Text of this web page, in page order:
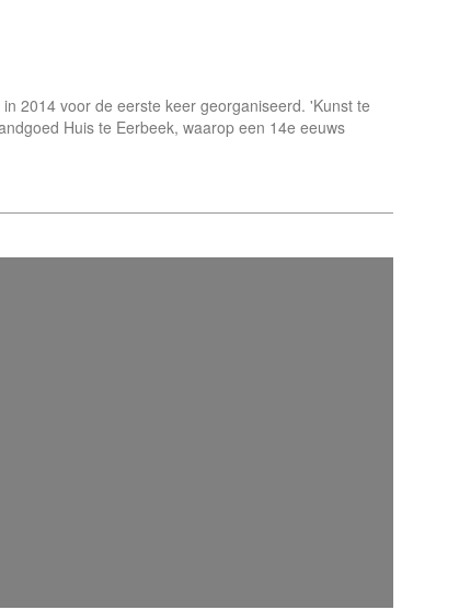
2014 voor de eerste keer georganiseerd. 'Kunst te
Huis te Eerbeek, waarop een 14e eeuws